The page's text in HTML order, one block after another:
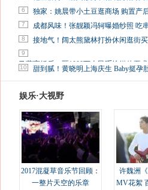
6 独家：姚晨带小土豆逛商场 购置产
7 成都风味！张靓颖冯轲曝婚纱照 吃
8 接地气！阔太熊黛林打扮休闲逛街
9
马蓉离婚后，砸1000万人民币给媒体要
10 甜到腻！黄晓明上海庆生 Baby挺孕
娱乐·大视野
2017混凝草音乐节回顾：
一整片天空的乐章
许魏洲
MV花絮